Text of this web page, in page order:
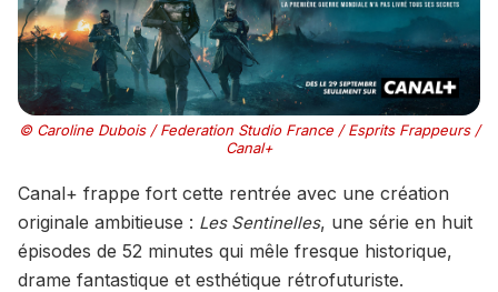
© Caroline Dubois / Federation Studio France / Esprits Frappeurs /
Canal+
Canal+ frappe fort cette rentrée avec une création
originale ambitieuse : Les Sentinelles, une série en huit
épisodes de 52 minutes qui mêle fresque historique,
drame fantastique et esthétique rétrofuturiste.